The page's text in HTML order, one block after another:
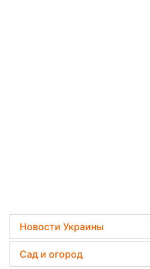
Новости Украины
Отключения света
Сад и огород